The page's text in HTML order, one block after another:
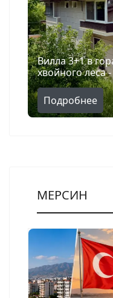
Вилла 3+1 в
хвойного леса
Подробнее
МЕРСИН